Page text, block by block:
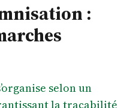
:
selon un
la traçabilité